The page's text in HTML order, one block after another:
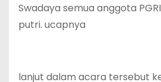
Swadaya semua anggota
putri. ucapnya
lanjut dalam acara tersebut